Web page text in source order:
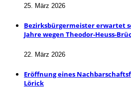
25. März 2026
Bezirksbürgermeister erwartet
Jahre wegen Theodor-Heuss-
22. März 2026
Eröffnung eines
Lörick